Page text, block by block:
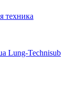
техника
Lung-Technisub